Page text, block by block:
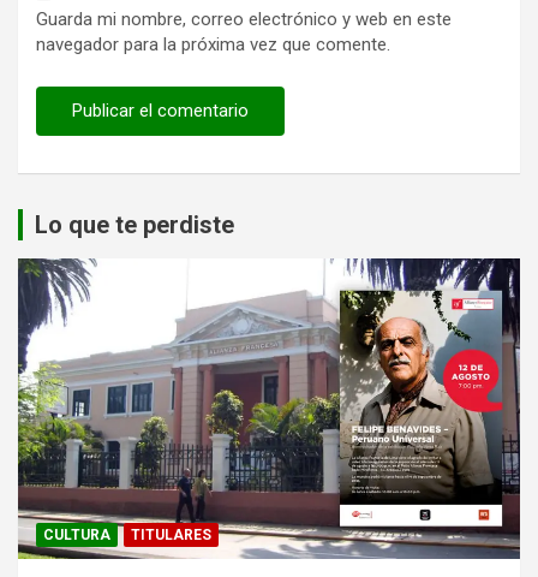
Guarda mi nombre, correo electrónico y web en este
navegador para la próxima vez que comente.
Lo que te perdiste
CULTURA TITULARES